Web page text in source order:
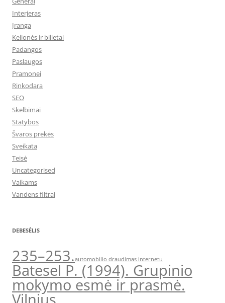
Interjeras
Įranga
Kelionės ir bilietai
Padangos
Paslaugos
Pramonei
Rinkodara
SEO
Skelbimai
Statybos
Švaros prekės
Sveikata
Teisė
Uncategorised
Vaikams
Vandens filtrai
DEBESĖLIS
235–253.automobilio draudimas internetu
Batesel P. (1994). Grupinio
mokymo esmė ir prasmė.